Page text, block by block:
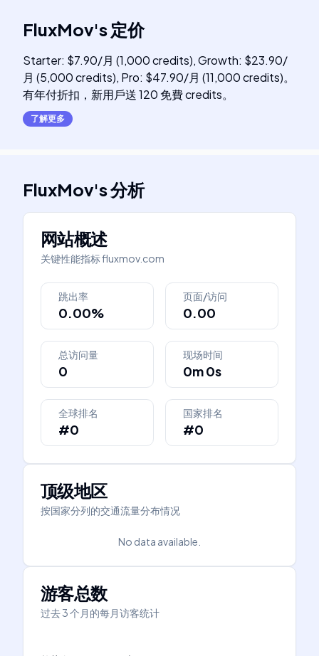
FluxMov's 定价
Starter: $7.90/月 (1,000 credits), Growth: $23.90/
月 (5,000 credits), Pro: $47.90/月 (11,000 credits)。
有年付折扣，新用戶送 120 免費 credits。
了解更多
FluxMov's分析
网站概述
关键性能指标fluxmov.com
跳出率
0.00%
页面/访问
0.00
总访问量
0
现场时间
0m 0s
全球排名
#0
国家排名
#0
顶级地区
按国家分列的交通流量分布情况
No data available.
游客总数
过去 3 个月的每月访客统计